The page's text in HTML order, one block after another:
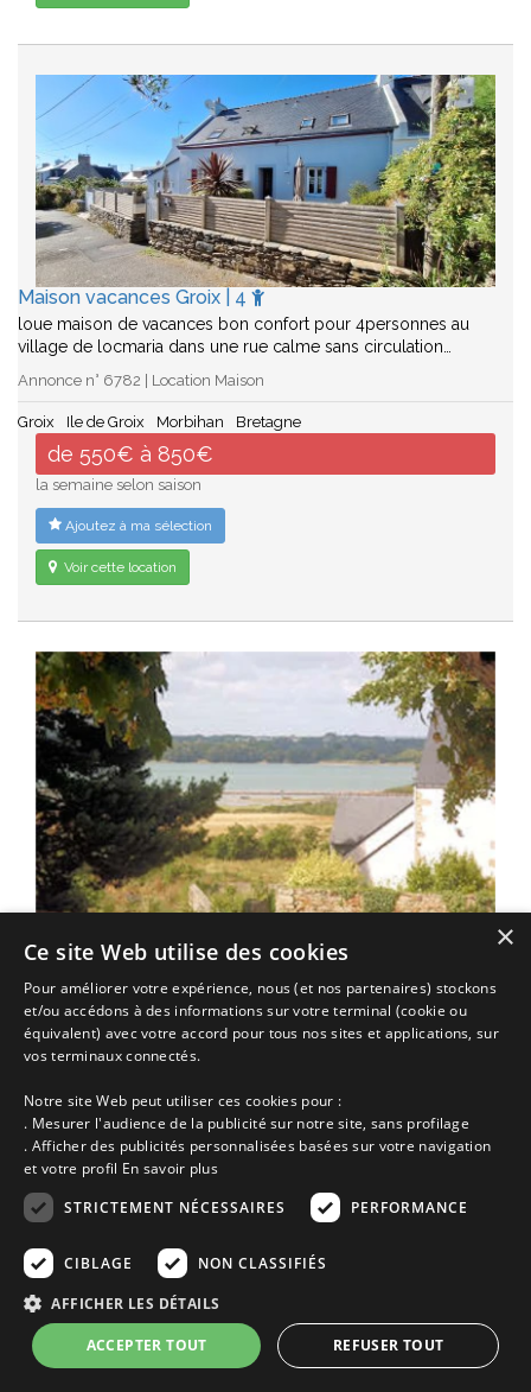
Maison vacances Groix | 4
loue maison de vacances bon confort pour 4personnes au
village de locmaria dans une rue calme sans circulation…
Annonce n° 6782 | Location Maison
Groix Ile de Groix Morbihan Bretagne
de 550€ à 850€
la semaine selon saison
Ajoutez à ma sélection
Voir cette location
Maison vacances Ile d'Arz | 5
location comprenant, 1 séjour (salle à manger-salon avec un
canapé-lit), 1 cuisine séparée (lave-vaisselle…
Annonce n° 987 | Location Maison
de 500€ à 800€
la semaine selon saison
×
Ce site Web utilise des cookies
Pour améliorer votre expérience, nous (et nos partenaires) stockons
et/ou accédons à des informations sur votre terminal (cookie ou
équivalent) avec votre accord pour tous nos sites et applications, sur
vos terminaux connectés.
Notre site Web peut utiliser ces cookies pour :
. Mesurer l'audience de la publicité sur notre site, sans profilage
. Afficher des publicités personnalisées basées sur votre navigation
et votre profil En savoir plus
STRICTEMENT NÉCESSAIRES
PERFORMANCE
CIBLAGE NON CLASSIFIÉS
AFFICHER LES DÉTAILS
ACCEPTER TOUT REFUSER TOUT